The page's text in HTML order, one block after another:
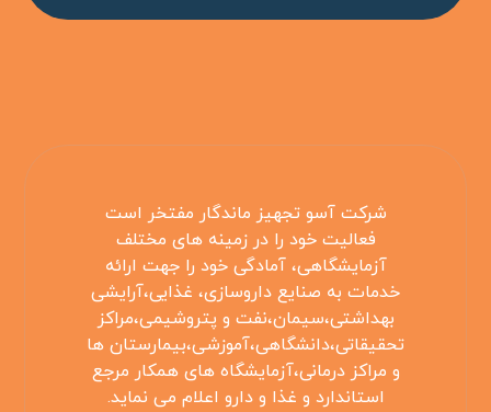
شرکت آسو تجهیز ماندگار مفتخر است
فعالیت خود را در زمینه های مختلف
آزمایشگاهی، آمادگی خود را جهت ارائه
خدمات به صنایع داروسازی، غذایی،آرایشی
بهداشتی،سیمان،نفت و پتروشیمی،مراکز
تحقیقاتی،دانشگاهی،آموزشی،بیمارستان ها
و مراکز درمانی،آزمایشگاه های همکار مرجع
استاندارد و غذا و دارو اعلام می نماید.